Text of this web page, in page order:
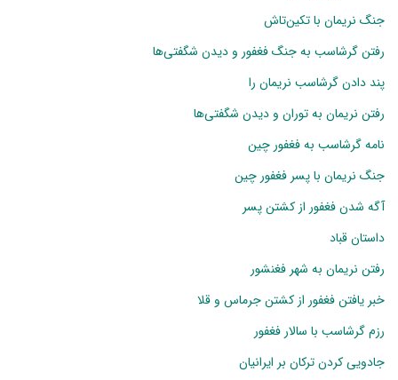
جنگ نریمان با تکین‌تاش
رفتن گرشاسب به جنگ فغفور و دیدن شگفتی‌ها
پند دادن گرشاسب نریمان را
رفتن نریمان به توران و دیدن شگفتی‌ها
نامه گرشاسب به فغفور چین
جنگ نریمان با پسر فغفور چین
آگه شدن فغفور از کشتن پسر
داستان قباد
رفتن نریمان به شهر فغنشور
خبر یافتن فغفور از کشتن جرماس و قلا
رزم گرشاسب با سالار فغفور
جادویی کردن ترکان بر ایرانیان